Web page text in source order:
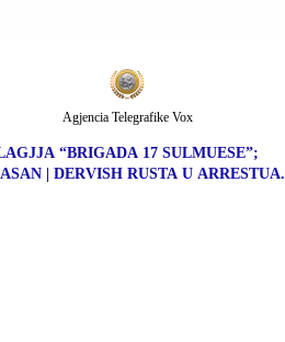
“BRIGADA 17 SULMUESE”;
| DERVISH RUSTA U ARRESTUA.
Agjencia Telegrafike Vox